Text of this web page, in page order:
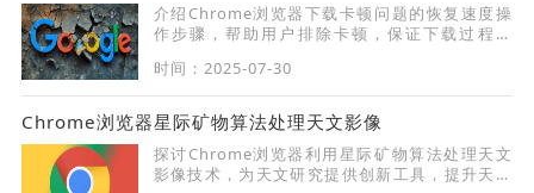
介绍Chrome浏览器下载卡顿问题的恢复速度操
作步骤，帮助用户排除卡顿，保证下载过程顺
时间：2025-07-30
Chrome浏览器星际矿物算法处理天文影像
探讨Chrome浏览器利用星际矿物算法处理天文
影像技术，为天文研究提供创新工具，提升天文